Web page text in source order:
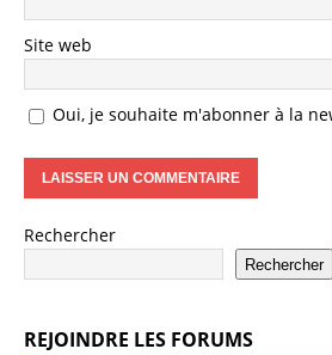
Site web
Oui, je souhaite m'abonner à la
Rechercher
Rechercher
REJOINDRE LES FORUMS